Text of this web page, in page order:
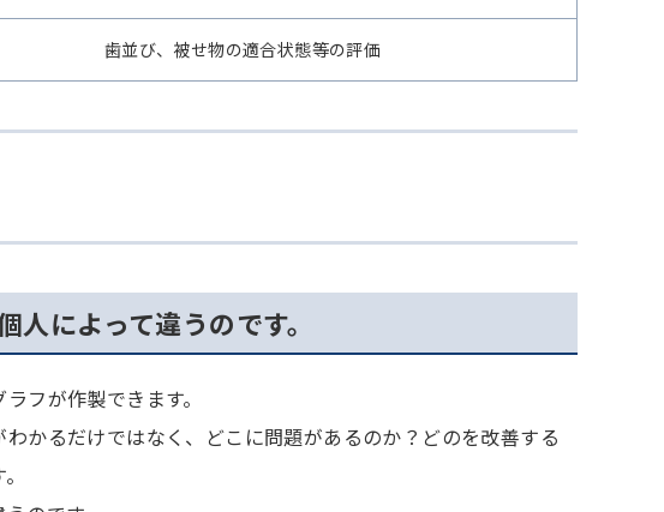
歯並び、被せ物の適合状態等の評価
によって違うのです。
フが作製できます。
かるだけではなく、どこに問題があるのか？どのを改善する